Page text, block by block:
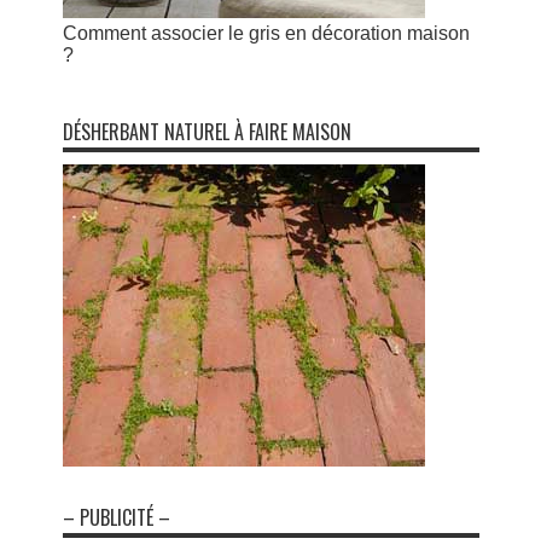
Comment associer le gris en décoration maison
?
DÉSHERBANT NATUREL À FAIRE MAISON
– PUBLICITÉ –